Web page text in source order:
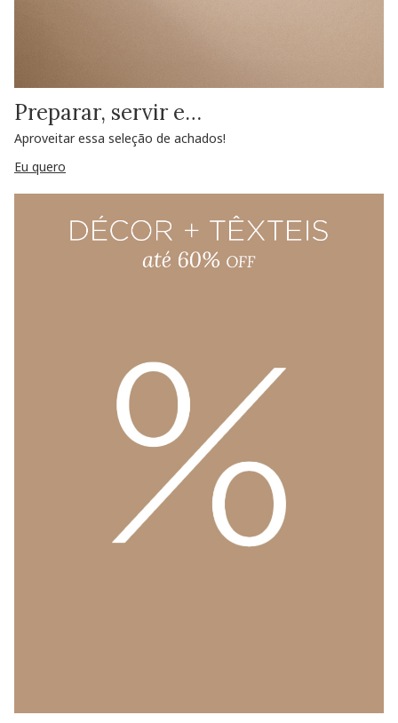
Preparar, servir e…
Aproveitar essa seleção de achados!
Eu quero